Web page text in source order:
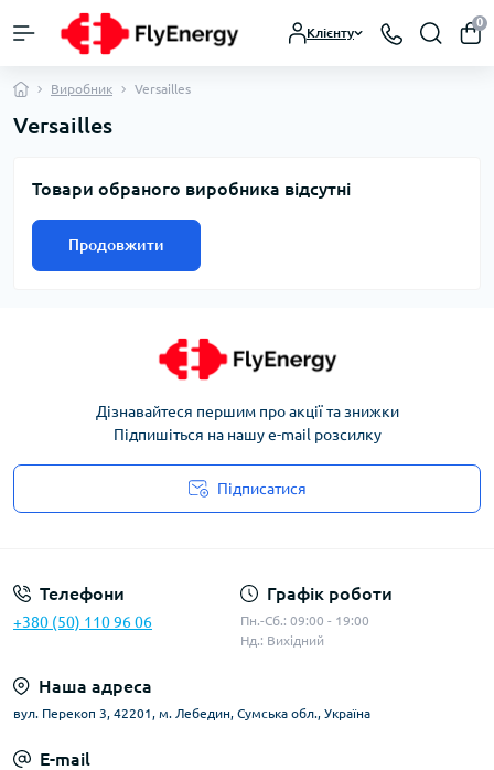
Клієнту
0
Виробник Versailles
Versailles
Товари обраного виробника відсутні
Продовжити
Дізнавайтеся першим про акції та знижки
Підпишіться на нашу e-mail розсилку
Підписатися
Телефони
+380 (50) 110 96 06
Графік роботи
Пн.-Сб.: 09:00 - 19:00
Нд.: Вихідний
Наша адреса
вул. Перекоп 3, 42201, м. Лебедин, Сумська обл., Україна
E-mail